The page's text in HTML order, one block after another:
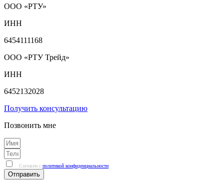
ООО «РТУ»
ИНН
6454111168
ООО «РТУ Трейд»
ИНН
6452132028
Получить консультацию
Позвонить мне
Согласен с политикой конфиденциальности
Отправить